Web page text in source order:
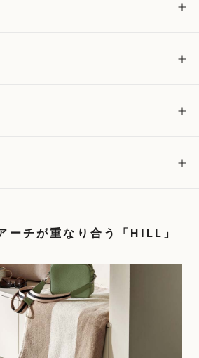
ーチが重なり合う「HILL」